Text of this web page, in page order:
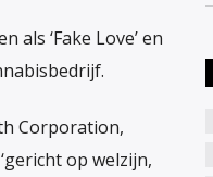
als ‘Fake Love’ en
Corporation,
op welzijn,